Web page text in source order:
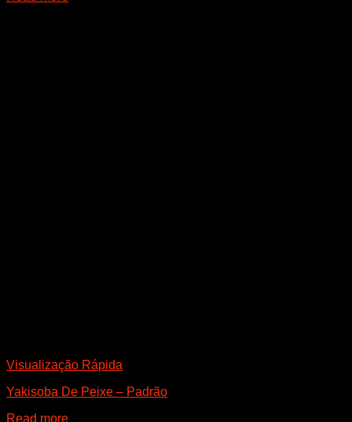
Visualização Rápida
Yakisoba De Peixe – Padrão
Read more